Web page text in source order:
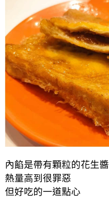
內餡是帶有顆粒的花生醬
熱量高到 很罪惡
但好吃的一道點心